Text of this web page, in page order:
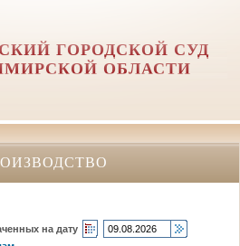
ГОРОДСКОЙ СУД
ОБЛАСТИ
на дату